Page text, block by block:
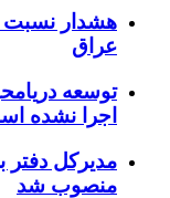
هشدار نسبت
عراق
توسعه
اجرا نشده
مدیرکل دفتر
منصوب شد